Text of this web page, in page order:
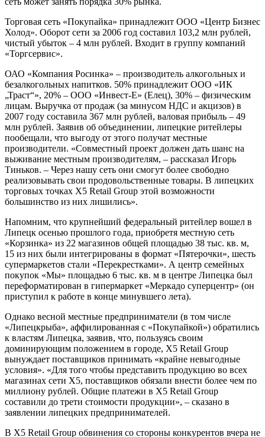
Торговая сеть «Покупайка» принадлежит ООО «Центр Бизнес
Холод». Оборот сети за 2006 год составил 103,2 млн рублей,
чистый убыток – 4 млн рублей. Входит в группу компаний
«Торгсервис».
ОАО «Компания Росинка» – производитель алкогольных и
безалкогольных напитков. 50% принадлежит ООО «ИК
„Траст“», 20% – ООО «Инвест-Е» (Елец), 30% – физическим
лицам. Выручка от продаж (за минусом НДС и акцизов) в
2007 году составила 367 млн рублей, валовая прибыль – 49
млн рублей. Заявив об объединении, липецкие ритейлеры
пообещали, что выгоду от этого получат местные
производители. «Совместный проект должен дать шанс на
выживание местным производителям, – рассказал Игорь
Тиньков. – Через нашу сеть они смогут более свободно
реализовывать свои продовольственные товары. В липецких
торговых точках X5 Retail Group этой возможности
большинство из них лишились».
Напомним, что крупнейший федеральный ритейлер вошел в
Липецк осенью прошлого года, приобретя местную сеть
«Корзинка» из 22 магазинов общей площадью 38 тыс. кв. м,
15 из них были интегрированы в формат «Пятерочки», шесть
супермаркетов стали «Перекрестками». А центр семейных
покупок «Мы» площадью 6 тыс. кв. м в центре Липецка был
переформатирован в гипермаркет «Меркадо суперцентр» (он
приступил к работе в конце минувшего лета).
Однако весной местные предприниматели (в том числе
«Липецкрыба», аффилированная с «Покупайкой») обратились
к властям Липецка, заявив, что, пользуясь своим
доминирующим положением в городе, X5 Retail Group
вынуждает поставщиков принимать «крайне невыгодные
условия». «Для того чтобы представить продукцию во всех
магазинах сети X5, поставщиков обязали внести более чем по
миллиону рублей. Общие платежи в X5 Retail Group
составили до трети стоимости продукции», – сказано в
заявлении липецких предпринимателей.
В X5 Retail Group обвинения со стороны конкурентов вчера не